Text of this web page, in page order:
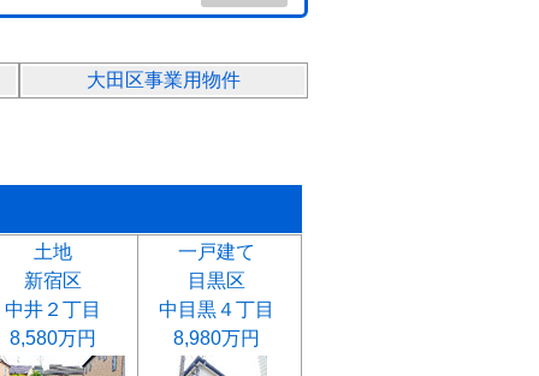
大田区事業用物件
土地
新宿区
中井２丁目
8,580万円
一戸建て
目黒区
中目黒４丁目
8,980万円